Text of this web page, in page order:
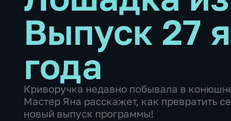
Выпуск 27
года
Криворучка недавно побывала в
Мастер Яна расскажет, как превратить
новый выпуск программы!